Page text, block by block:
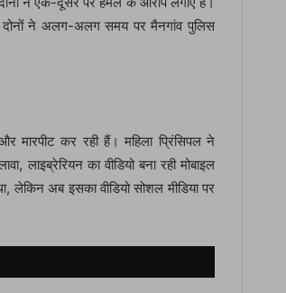
दोनों ने अलग-अलग समय पर मैनगांव पुलिस
मारपीट कर रही हैं। महिला प्रिंसिपल ने
लाइब्रेरियन का वीडियो बना रही मोबाइल
लेकिन अब इसका वीडियो सोशल मीडिया पर